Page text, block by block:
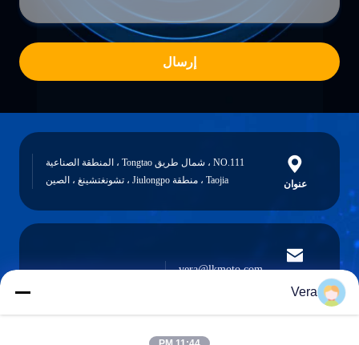
إرسال
عنوان
NO.111 ، شمال طريق Tongtao ، المنطقة الصناعية
Taojia ، منطقة Jiulongpo ، تشونغتشينغ ، الصين
الإلكتروني
vera@lkmoto.com
Vera